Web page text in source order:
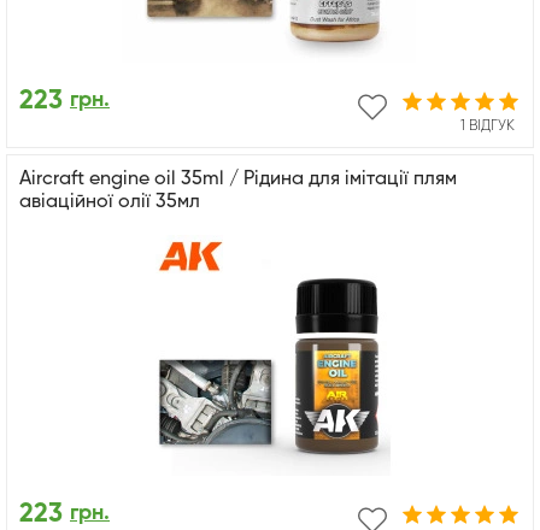
1 ВІДГУК
223 грн.
Aircraft engine oil 35ml / Рідина для імітації плям
авіаційної олії 35мл
223 грн.